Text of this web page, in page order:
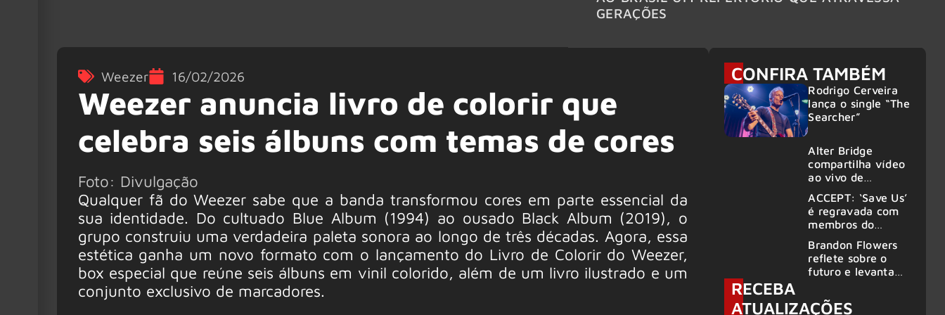
GERAÇÕES
Weezer 16/02/2026
Weezer anuncia livro de colorir que
celebra seis álbuns com temas de cores
Foto: Divulgação
Qualquer fã do Weezer sabe que a banda transformou cores em parte essencial da
sua identidade. Do cultuado Blue Album (1994) ao ousado Black Album (2019), o
grupo construiu uma verdadeira paleta sonora ao longo de três décadas. Agora, essa
estética ganha um novo formato com o lançamento do Livro de Colorir do Weezer,
box especial que reúne seis álbuns em vinil colorido, além de um livro ilustrado e um
conjunto exclusivo de marcadores.
CONFIRA TAMBÉM
Rodrigo Cerveira
lança o single “The
Searcher”
Alter Bridge
compartilha vídeo
ao vivo de
no Rock am Ring
2026
ACCEPT: ‘Save Us’
é regravada com
membros do
GHOST e KORN
Brandon Flowers
reflete sobre o
futuro e levanta
deixar os palcos
RECEBA
ATUALIZAÇÕES